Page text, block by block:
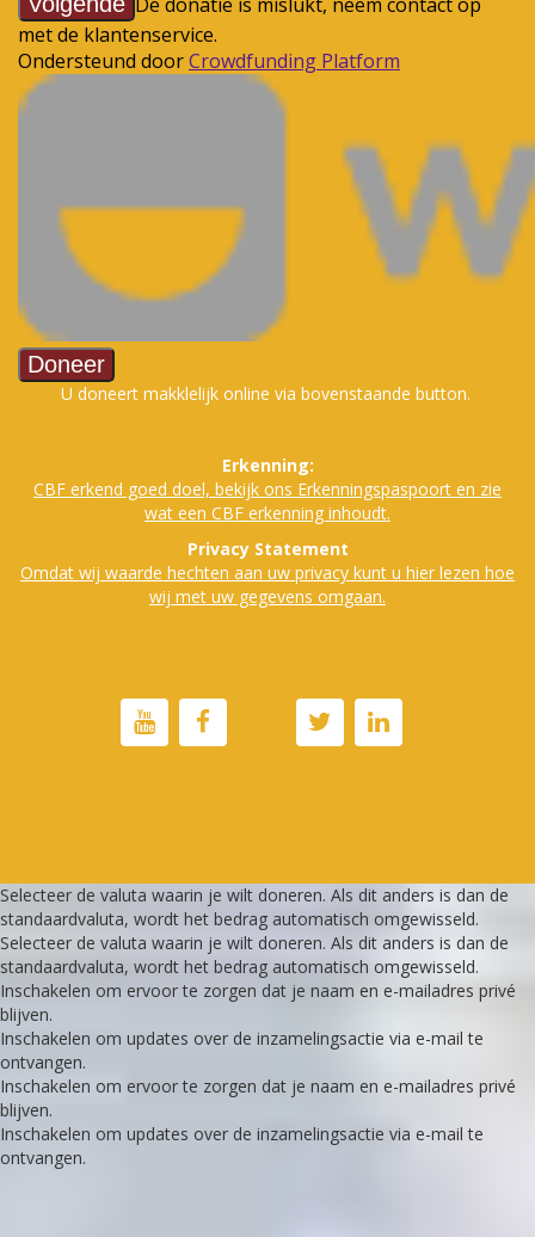
U doneert makklelijk online via bovenstaande button.
Erkenning:
CBF erkend goed doel, bekijk ons Erkenningspaspoort en zie
wat een CBF erkenning inhoudt.
Privacy Statement
Omdat wij waarde hechten aan uw privacy kunt u hier lezen hoe
wij met uw gegevens omgaan.
Selecteer de valuta waarin je wilt doneren. Als dit anders is dan de
standaardvaluta, wordt het bedrag automatisch omgewisseld.
Selecteer de valuta waarin je wilt doneren. Als dit anders is dan de
standaardvaluta, wordt het bedrag automatisch omgewisseld.
Inschakelen om ervoor te zorgen dat je naam en e-mailadres privé
blijven.
Inschakelen om updates over de inzamelingsactie via e-mail te
ontvangen.
Inschakelen om ervoor te zorgen dat je naam en e-mailadres privé
blijven.
Inschakelen om updates over de inzamelingsactie via e-mail te
ontvangen.